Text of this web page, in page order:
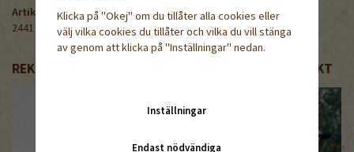
Artikelnummer:
2441
REKOMMENDERADE TILLBEHÖR TILL DENNA PRODUKT
Klicka på "Okej" om du tillåter alla cookies eller
välj vilka cookies du tillåter och vilka du vill stänga
av genom att klicka på "Inställningar" nedan.
Inställningar
Endast nödvändiga